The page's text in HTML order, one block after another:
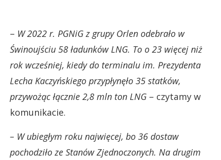
– W 2022 r. PGNiG z grupy Orlen odebrało w
Świnoujściu 58 ładunków LNG. To o 23 więcej niż
rok wcześniej, kiedy do terminalu im. Prezydenta
Lecha Kaczyńskiego przypłynęło 35 statków,
przywożąc łącznie 2,8 mln ton LNG – czytamy w
komunikacie.
– W ubiegłym roku najwięcej, bo 36 dostaw
pochodziło ze Stanów Zjednoczonych. Na drugim